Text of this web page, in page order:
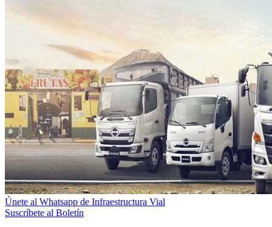
Únete al Whatsapp de Infraestructura Vial
Suscríbete al Boletín